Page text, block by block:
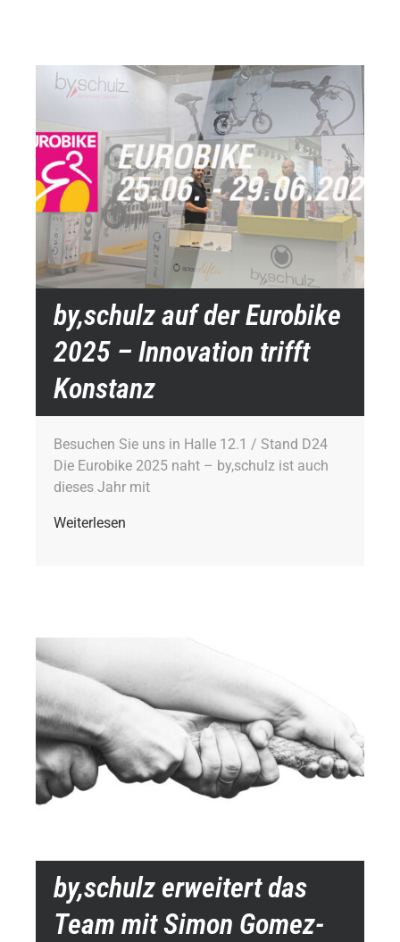
by,schulz auf der Eurobike
2025 – Innovation trifft
Konstanz
Besuchen Sie uns in Halle 12.1 / Stand D24
Die Eurobike 2025 naht – by,schulz ist auch
dieses Jahr mit
Weiterlesen
by,schulz erweitert das
Team mit Simon Gomez-